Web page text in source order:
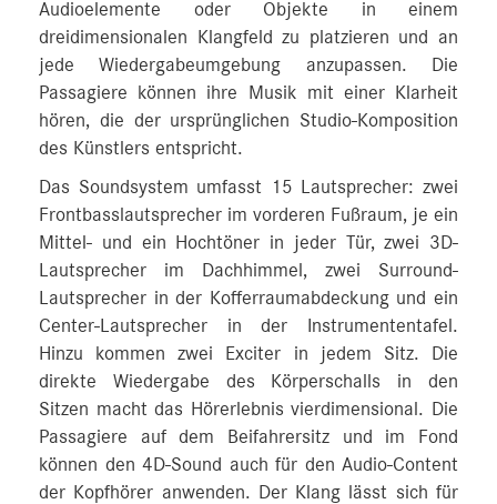
Audioelemente oder Objekte in einem
dreidimensionalen Klangfeld zu platzieren und an
jede Wiedergabeumgebung anzupassen. Die
Passagiere können ihre Musik mit einer Klarheit
hören, die der ursprünglichen Studio-Komposition
des Künstlers entspricht.
Das Soundsystem umfasst 15 Lautsprecher: zwei
Frontbasslautsprecher im vorderen Fußraum, je ein
Mittel- und ein Hochtöner in jeder Tür, zwei 3D-
Lautsprecher im Dachhimmel, zwei Surround-
Lautsprecher in der Kofferraumabdeckung und ein
Center-Lautsprecher in der Instrumententafel.
Hinzu kommen zwei Exciter in jedem Sitz. Die
direkte Wiedergabe des Körperschalls in den
Sitzen macht das Hörerlebnis vierdimensional. Die
Passagiere auf dem Beifahrersitz und im Fond
können den 4D-Sound auch für den Audio-Content
der Kopfhörer anwenden. Der Klang lässt sich für